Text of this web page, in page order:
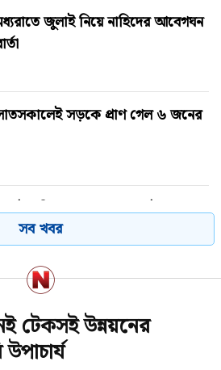
জুলাই নিয়ে নাহিদের আবেগঘন
সড়কে প্রাণ গেল ৬ জনের
পরিচালনা করেন অনলাইন জুয়ার
৩৮ অ্যাপ, ডিবির অভিযানে গ্রেপ্তার
রাষ্ট্রপতি নির্বাচনে চূড়ান্ত ভোটার
নির্বাচিত যারা
সব খবর
টেকসই উন্নয়নের